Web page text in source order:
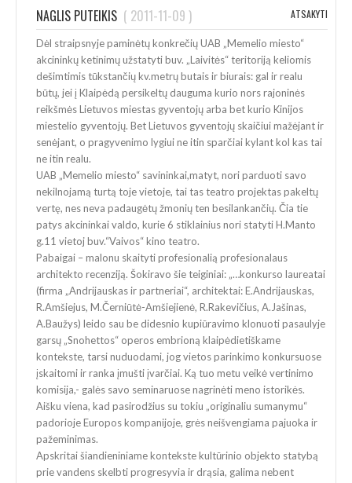
NAGLIS PUTEIKIS ( 2011-11-09 ) ATSAKYTI
Dėl straipsnyje paminėtų konkrečių UAB „Memelio miesto“
akcininkų ketinimų užstatyti buv. „Laivitės“ teritoriją keliomis
dešimtimis tūkstančių kv.metrų butais ir biurais: gal ir realu
būtų, jei į Klaipėdą persikeltų dauguma kurio nors rajoninės
reikšmės Lietuvos miestas gyventojų arba bet kurio Kinijos
miestelio gyventojų. Bet Lietuvos gyventojų skaičiui mažėjant ir
senėjant, o pragyvenimo lygiui ne itin sparčiai kylant kol kas tai
ne itin realu.
UAB „Memelio miesto“ savininkai,matyt, nori parduoti savo
nekilnojamą turtą toje vietoje, tai tas teatro projektas pakeltų
vertę, nes neva padaugėtų žmonių ten besilankančių. Čia tie
patys akcininkai valdo, kurie 6 stiklainius nori statyti H.Manto
g.11 vietoj buv.“Vaivos“ kino teatro.
Pabaigai – malonu skaityti profesionalią profesionalaus
architekto recenziją. Šokiravo šie teiginiai: „…konkurso laureatai
(firma „Andrijauskas ir partneriai“, architektai: E.Andrijauskas,
R.Amšiejus, M.Černiūtė-Amšiejienė, R.Rakevičius, A.Jašinas,
A.Baužys) leido sau be didesnio kupiūravimo klonuoti pasaulyje
garsų „Snohettos“ operos embrioną klaipėdietiškame
kontekste, tarsi nuduodami, jog vietos parinkimo konkursuose
įskaitomi ir ranka įmušti įvarčiai. Ką tuo metu veikė vertinimo
komisija,- galės savo seminaruose nagrinėti meno istorikės.
Aišku viena, kad pasirodžius su tokiu „originaliu sumanymu“
padorioje Europos kompanijoje, grės neišvengiama pajuoka ir
pažeminimas.
Apskritai šiandieniniame kontekste kultūrinio objekto statybą
prie vandens skelbti progresyvia ir drąsia, galima nebent